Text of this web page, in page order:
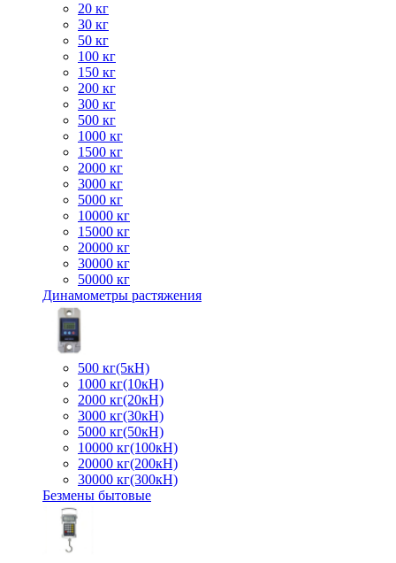
20 кг
30 кг
50 кг
100 кг
150 кг
200 кг
300 кг
500 кг
1000 кг
1500 кг
2000 кг
3000 кг
5000 кг
10000 кг
15000 кг
20000 кг
30000 кг
50000 кг
Динамометры растяжения
500 кг(5кН)
1000 кг(10кН)
2000 кг(20кН)
3000 кг(30кН)
5000 кг(50кН)
10000 кг(100кН)
20000 кг(200кН)
30000 кг(300кН)
Безмены бытовые